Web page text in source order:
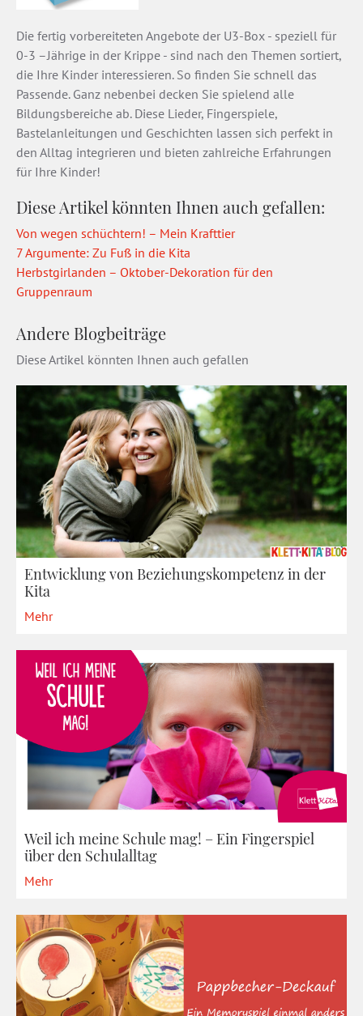
Die fertig vorbereiteten Angebote der U3-Box - speziell für
0-3 –Jährige in der Krippe - sind nach den Themen sortiert,
die Ihre Kinder interessieren. So finden Sie schnell das
Passende. Ganz nebenbei decken Sie spielend alle
Bildungsbereiche ab. Diese Lieder, Fingerspiele,
Bastelanleitungen und Geschichten lassen sich perfekt in
den Alltag integrieren und bieten zahlreiche Erfahrungen
für Ihre Kinder!
Diese Artikel könnten Ihnen auch gefallen:
Von wegen schüchtern! – Mein Krafttier
7 Argumente: Zu Fuß in die Kita
Herbstgirlanden – Oktober-Dekoration für den
Gruppenraum
Andere Blogbeiträge
Diese Artikel könnten Ihnen auch gefallen
Entwicklung von Beziehungskompetenz in der
Kita
Mehr
Weil ich meine Schule mag! – Ein Fingerspiel
über den Schulalltag
Mehr